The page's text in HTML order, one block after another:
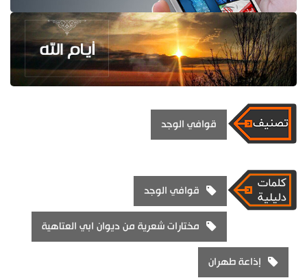
قوافي الوجد
قوافي الوجد
مختارات شعرية من ديوان ابي العتاهية
إذاعة طهران